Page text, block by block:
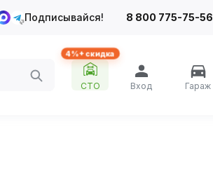
Подписывайся! 8 800 775-75-56
4%+ скидка
СТО Вход Гараж